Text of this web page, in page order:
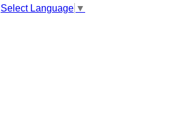
Select Language ▼